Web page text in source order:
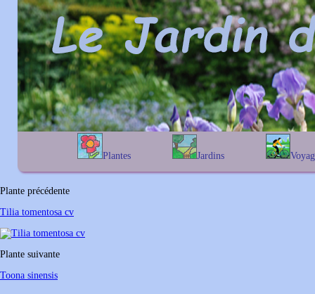
Plantes
A B C D
E
U
Jardins
alphabétique
En Belgique
Plante précédente
Tilia tomentosa cv
Plante suivante
Toona sinensis